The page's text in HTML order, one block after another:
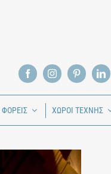
ΦΟΡΕΙΣ ΧΩΡΟΙ ΤΕΧΝΗΣ